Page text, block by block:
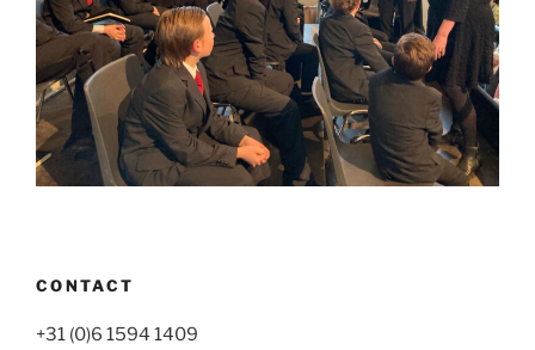
CONTACT
+31 (0)6 1594 1409